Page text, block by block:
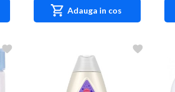
Adauga in cos